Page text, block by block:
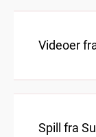
Videoer
Spill fra